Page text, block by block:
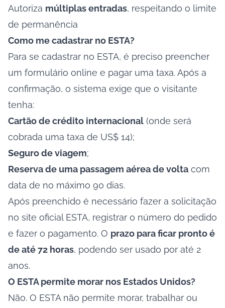
Autoriza múltiplas entradas, respeitando o limite
de permanência
Como me cadastrar no ESTA?
Para se cadastrar no ESTA, é preciso preencher
um formulário online e pagar uma taxa. Após a
confirmação, o sistema exige que o visitante
tenha:
Cartão de crédito internacional (onde será
cobrada uma taxa de US$ 14);
Seguro de viagem;
Reserva de uma passagem aérea de volta com
data de no máximo 90 dias.
Após preenchido é necessário fazer a solicitação
no site oficial ESTA, registrar o número do pedido
e fazer o pagamento. O prazo para ficar pronto é
de até 72 horas, podendo ser usado por até 2
anos.
O ESTA permite morar nos Estados Unidos?
Não. O ESTA não permite morar, trabalhar ou